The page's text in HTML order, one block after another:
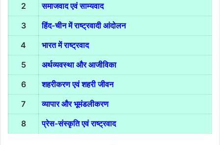
2
समाजवाद एवं साम्यवाद
3
हिंद-चीन में राष्ट्रवादी आंदोलन
4
भारत में राष्ट्रवाद
5
अर्थव्यवस्था और आजीविका
6
शहरीकरण एवं शहरी जीवन
7
व्यापार और भूमंडलीकरण
8
प्रेस-संस्कृति एवं राष्ट्रवाद